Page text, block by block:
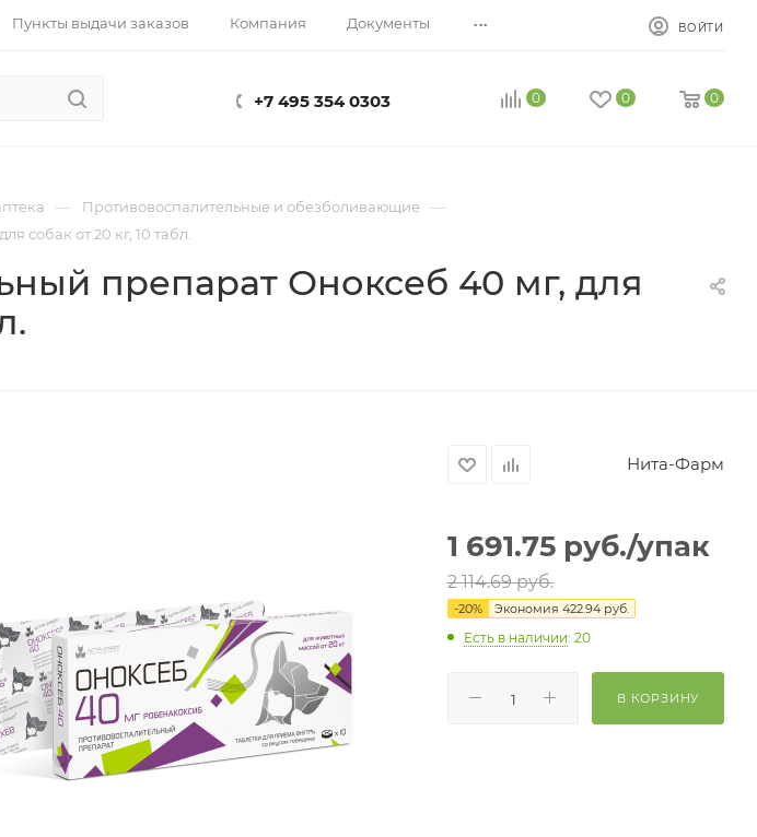
Пункты выдачи заказов Компания Документы ... ВОЙТИ
+7 495 354 0303 0 0 0
— Противовоспалительные и обезболивающие —
собак от 20 кг, 10 табл.
препарат Оноксеб 40 мг, для
Нита-Фарм
1 691.75руб./упак
2 114.69руб.
-20% Экономия 422.94руб.
Есть в наличии: 20
В КОРЗИНУ